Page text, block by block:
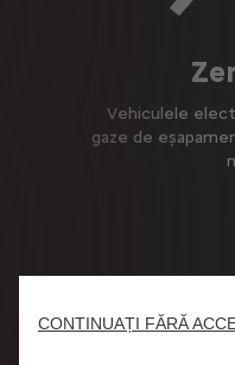
Vehiculele
gaze de
CONTINUAȚI FĂRĂ